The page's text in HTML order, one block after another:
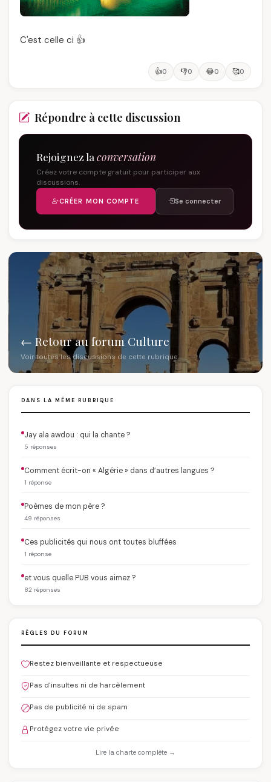
C'est celle ci 👍
👍0 👎0 😂0 🥰0
Répondre à cette discussion
Rejoignez la conversation
Créez votre compte gratuit pour participer aux
discussions.
CRÉER MON COMPTE Se connecter
← Retour au forum Culture
Voir toutes les discussions de cette rubrique
DANS LA MÊME RUBRIQUE
Jay ala awdou : qui la chante ?
5 réponses
Comment écrit-on « Algérie » dans d’autres langues ?
1 réponse
Poèmes de mon père ?
49 réponses
Ces publicités qui nous ont toutes bluffées
1 réponse
et vous quelle PUB vous aimez ?
82 réponses
RÈGLES DU FORUM
Restez bienveillante et respectueuse
Pas d'insultes ni de harcèlement
Pas de publicité ni de spam
Protégez votre vie privée
Lire la charte complète →